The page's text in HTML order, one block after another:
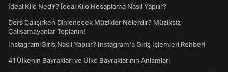
İdeal Kilo Nedir? İdeal Kilo Hesaplama Nasıl Yapılır?
Ders Çalışırken Dinlenecek Müzikler Nelerdir? Müziksiz
Çalışamayanlar Toplanın!
Instagram Giriş Nasıl Yapılır? Instagram'a Giriş İşlemleri Rehberi
41 Ülkenin Bayrakları ve Ülke Bayraklarının Anlamları